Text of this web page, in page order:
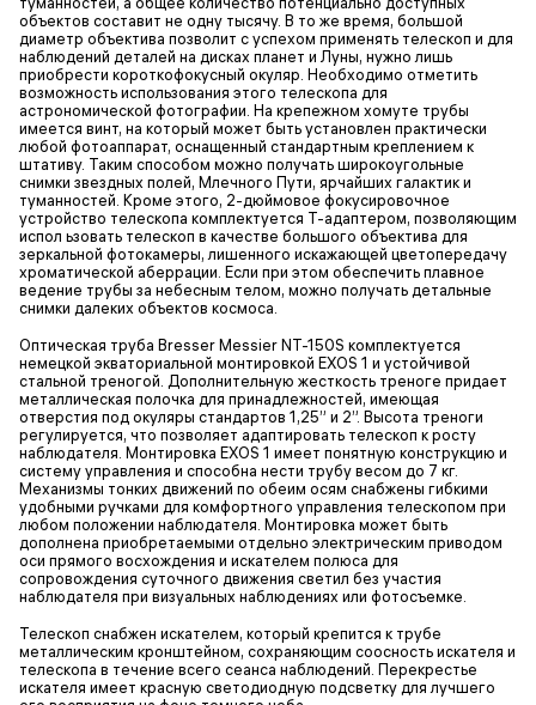
объектов составит не одну тысячу. В то же время, большой
диаметр объектива позволит с успехом применять телескоп и для
наблюдений деталей на дисках планет и Луны, нужно лишь
приобрести короткофокусный окуляр. Необходимо отметить
возможность использования этого телескопа для
астрономической фотографии. На крепежном хомуте трубы
имеется винт, на который может быть установлен практически
любой фотоаппарат, оснащенный стандартным креплением к
штативу. Таким способом можно получать широкоугольные
снимки звездных полей, Млечного Пути, ярчайших галактик и
туманностей. Кроме этого, 2-дюймовое фокусировочное
устройство телескопа комплектуется T-адаптером, позволяющим
испол ьзовать телескоп в качестве большого объектива для
зеркальной фотокамеры, лишенного искажающей цветопередачу
хроматической аберрации. Если при этом обеспечить плавное
ведение трубы за небесным телом, можно получать детальные
снимки далеких объектов космоса.
Оптическая труба Bresser Messier NT-150S комплектуется
немецкой экваториальной монтировкой EXOS 1 и устойчивой
стальной треногой. Дополнительную жесткость треноге придает
металлическая полочка для принадлежностей, имеющая
отверстия под окуляры стандартов 1,25” и 2”. Высота треноги
регулируется, что позволяет адаптировать телескоп к росту
наблюдателя. Монтировка EXOS 1 имеет понятную конструкцию и
систему управления и способна нести трубу весом до 7 кг.
Механизмы тонких движений по обеим осям снабжены гибкими
удобными ручками для комфортного управления телескопом при
любом положении наблюдателя. Монтировка может быть
дополнена приобретаемыми отдельно электрическим приводом
оси прямого восхождения и искателем полюса для
сопровождения суточного движения светил без участия
наблюдателя при визуальных наблюдениях или фотосъемке.
Телескоп снабжен искателем, который крепится к трубе
металлическим кронштейном, сохраняющим соосность искателя и
телескопа в течение всего сеанса наблюдений. Перекрестье
искателя имеет красную светодиодную подсветку для лучшего